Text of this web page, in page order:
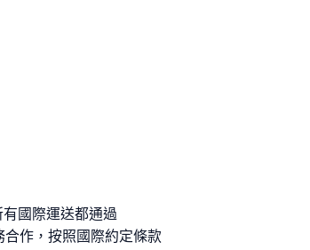
國際運送都通過
作，按照國際約定條款